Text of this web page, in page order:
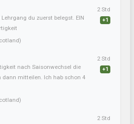
du zuerst belegst. EIN
2 Std
+1
nach Saisonwechsel die
dann mitteilen. Ich hab schon 4
2 Std
+1
2 Std